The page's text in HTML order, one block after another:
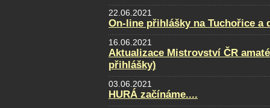
22.06.2021
On-line přihlášky na Tuchořice a
16.06.2021
Aktualizace Mistrovství ČR
přihlášky)
03.06.2021
HURÁ začínáme....